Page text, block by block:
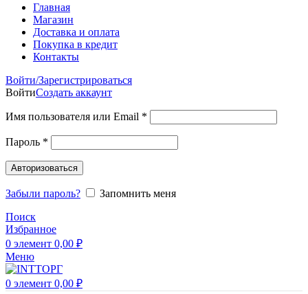
Главная
Магазин
Доставка и оплата
Покупка в кредит
Контакты
Войти/Зарегистрироваться
ВойтиСоздать аккаунт
Имя пользователя или Email *
Пароль *
Авторизоваться
Забыли пароль?
Запомнить меня
Поиск
Избранное
0 элемент 0,00 ₽
Меню
0 элемент 0,00 ₽